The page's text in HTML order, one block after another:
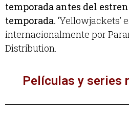
temporada antes del
temporada. ‘Yellowjackets’
internacionalmente por
Distribution.
Películas y series